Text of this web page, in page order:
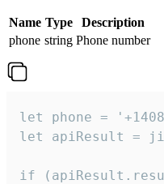
Name Type
Description
phone string Phone number
let phone =
let apiResult =
if